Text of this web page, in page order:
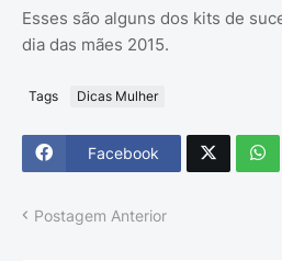
Esses são alguns dos kits de
dia das mães 2015.
Tags Dicas Mulher
Facebook
Postagem Anterior